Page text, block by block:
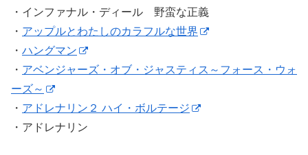
・インファナル・ディール 野蛮な正義
・ アップルとわたしのカラフルな世界
・ ハングマン
・ アベンジャーズ・オブ・ジャスティス～フォース・ウォ
ーズ～
・ アドレナリン２ ハイ・ボルテージ
・アドレナリン